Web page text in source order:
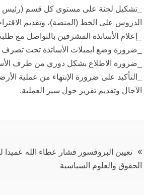
_تشكيل لجنة على مستوى كل قسم (رئيس
الدروس على الخط (المنصة)، وتقديم
_إعلام الأساتذة المشرفين بالتواصل مع
_ضرورة وضع ايميلات الأساتذة تحت تصرف
_ضرورة الاطلاع بشكل دوري من طرف
الآجال وتقديم تقرير حول سير العملية.
تصفّح
المقالات
تعيين البروفسور فشار عطاء الله عميدا
الحقوق والعلوم السياسية